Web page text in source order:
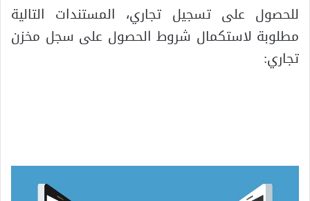
للحصول على تسجيل تجاري، المستندات التالية
مطلوبة لاستكمال شروط الحصول على سجل مخزن
تجاري: